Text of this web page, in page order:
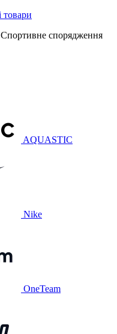
Спортивне спорядження
AQUASTIC
Nike
OneTeam